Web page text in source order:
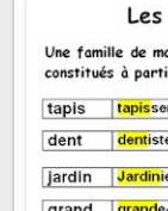
16. Ecole :
collège,
internat,
17. Bébé :